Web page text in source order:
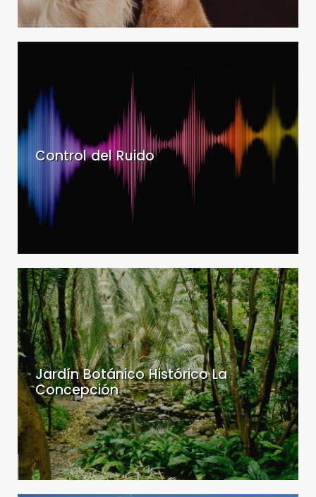
Control
Ruido
Control del Ruido
Jardín
Botánico
Histórico
La
Concepción
-
Jardín
Botánico
Histórico
La
Concepción
Jardín Botánico Histórico La
Concepción